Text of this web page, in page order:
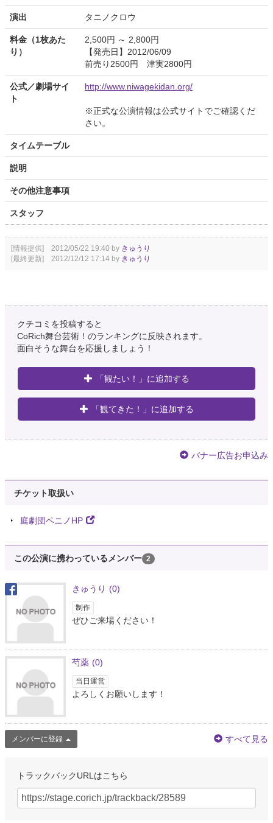
演出 タニノクロウ
料金（1枚あた
り）
2,500円 ～ 2,800円
【発売日】2012/06/09
前売り2500円 津実2800円
公式／劇場サイ
ト
http://www.niwagekidan.org/
※正式な公演情報は公式サイトでご確認くだ
さい。
タイムテーブル
説明
その他注意事項
スタッフ
[情報提供] 2012/05/22 19:40 by きゅうり
[最終更新] 2012/12/12 17:14 by きゅうり
クチコミを投稿すると
CoRich舞台芸術！のランキングに反映されます。
面白そうな舞台を応援しましょう！
「観たい！」に追加する
「観てきた！」に追加する
バナー広告お申込み
チケット取扱い
庭劇団ペニノHP
この公演に携わっているメンバー 2
きゅうり (0)
制作
ぜひご来場ください！
芍薬 (0)
当日運営
よろしくお願いします！
メンバーに登録 すべて見る
トラックバックURLはこちら